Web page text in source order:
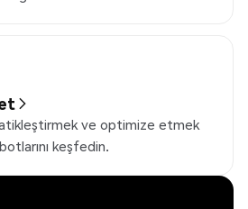
ve optimize etmek
keşfedin.